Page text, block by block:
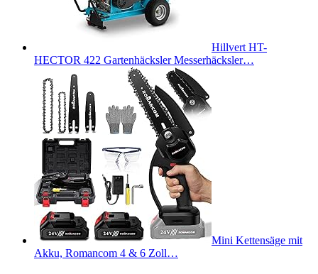
Hillvert HT-
HECTOR 422 Gartenhäcksler Messerhäcksler…
Mini Kettensäge mit
Akku, Romancom 4 & 6 Zoll…